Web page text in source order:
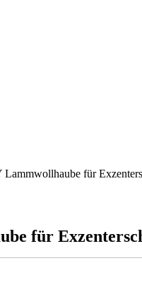
Lammwollhaube für
für